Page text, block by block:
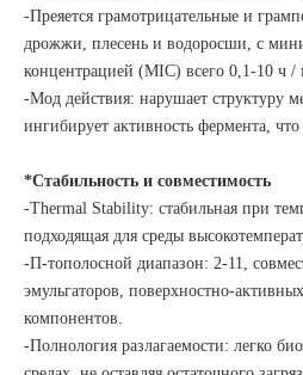
-Преяется грамотрицательные и
дрожжи, плесень и водоросши, с
концентрацией (MIC) всего 0,1-10 ч /
-Мод действия: нарушает структуру
ингибирует активность фермента,
*Стабильность и совместимость
-Thermal Stability: стабильная при
подходящая для среды
-П-тополосной диапазон: 2-11,
эмульгаторов, поверхностно-
компонентов.
-Полнология разлагаемости: легко